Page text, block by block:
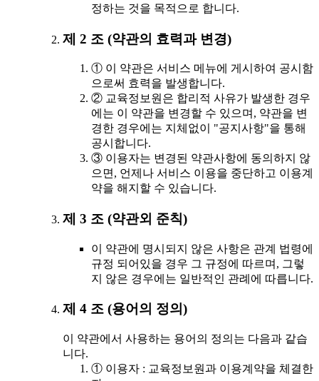
정하는 것을 목적으로 합니다.
제 2 조 (약관의 효력과 변경)
① 이 약관은 서비스 메뉴에 게시하여 공시함
으로써 효력을 발생합니다.
② 교육정보원은 합리적 사유가 발생한 경우
에는 이 약관을 변경할 수 있으며, 약관을 변
경한 경우에는 지체없이 "공지사항"을 통해
공시합니다.
③ 이용자는 변경된 약관사항에 동의하지 않
으면, 언제나 서비스 이용을 중단하고 이용계
약을 해지할 수 있습니다.
제 3 조 (약관외 준칙)
이 약관에 명시되지 않은 사항은 관계 법령에
규정 되어있을 경우 그 규정에 따르며, 그렇
지 않은 경우에는 일반적인 관례에 따릅니다.
제 4 조 (용어의 정의)
이 약관에서 사용하는 용어의 정의는 다음과 같습
니다.
① 이용자 : 교육정보원과 이용계약을 체결한